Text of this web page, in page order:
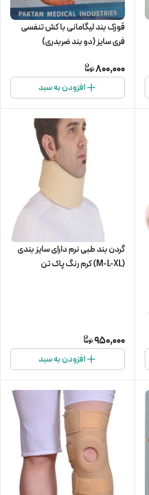
قوزک بند لیگامانی با کش تنفسی
فری سایز (دو بند ضربدری)
800,000
افزودن به سبد
گردن بند طبی نرم دارای سایز بندی
(M-L-XL) کرم رنگ پاک تن
950,000
افزودن به سبد